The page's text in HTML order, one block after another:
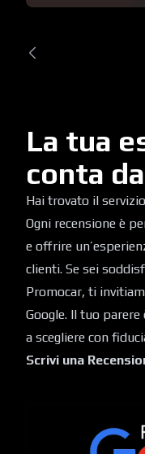
La tua
conta
Hai trovato il
Ogni recensione è
e offrire
clienti. Se sei
Promocar, ti
Google. Il tuo
a scegliere con
Scrivi una